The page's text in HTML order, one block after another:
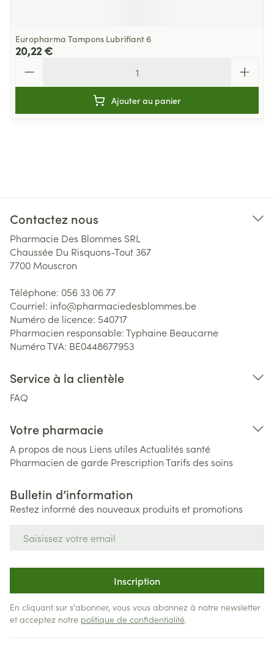
Europharma Tampons Lubrifiant 6
20,22 €
Ajouter au panier
Contactez nous
Pharmacie Des Blommes SRL
Chaussée Du Risquons-Tout 367
7700 Mouscron
Téléphone: 056 33 06 77
Courriel: info@pharmaciedesblommes.be
Numéro de licence: 540717
Pharmacien responsable:Typhaine Beaucarne
Numéro TVA: BE0448677953
Service à la clientèle
FAQ
Votre pharmacie
A propos de nous Liens utiles Actualités santé
Pharmacien de garde PrescriptionTarifs des soins
Bulletin d’information
Restez informé des nouveaux produits et promotions
Inscription
En cliquant sur s'abonner, vous vous abonnez à notre newsletter
et acceptez notre politique de confidentialité.